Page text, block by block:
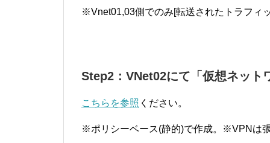
※Vnet01,03側でのみ[転送されたトラフィ
Step2：VNet02にて「仮想ネット
こちらを参照 ください。
※ポリシーベース(静的)で作成。※VPNは